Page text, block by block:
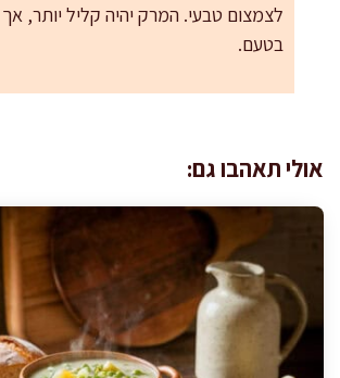
לצמצום טבעי. המרק יהיה קליל יותר, אך
בטעם.
אולי תאהבו גם: